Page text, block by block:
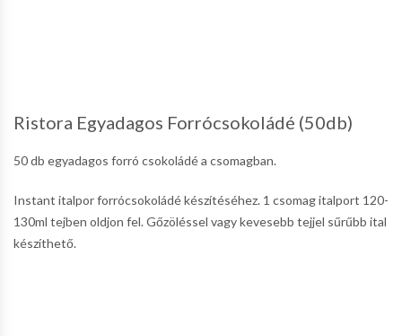
Ristora Egyadagos Forrócsokoládé (50db)
50 db egyadagos forró csokoládé a csomagban.
Instant italpor forrócsokoládé készítéséhez. 1 csomag italport 120-
130ml tejben oldjon fel. Gőzöléssel vagy kevesebb tejjel sűrűbb ital
készíthető.